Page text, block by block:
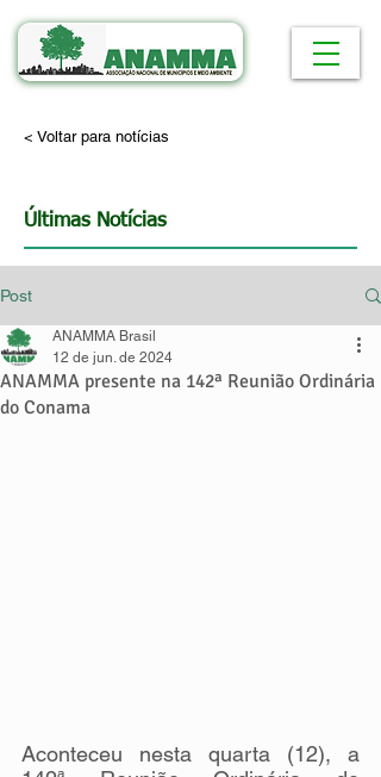
< Voltar para notícias
Últimas Notícias
Post
ANAMMA presente na 142ª Reunião Ordinária
do Conama
ANAMMA Brasil
12 de jun. de 2024
Aconteceu nesta quarta (12), a